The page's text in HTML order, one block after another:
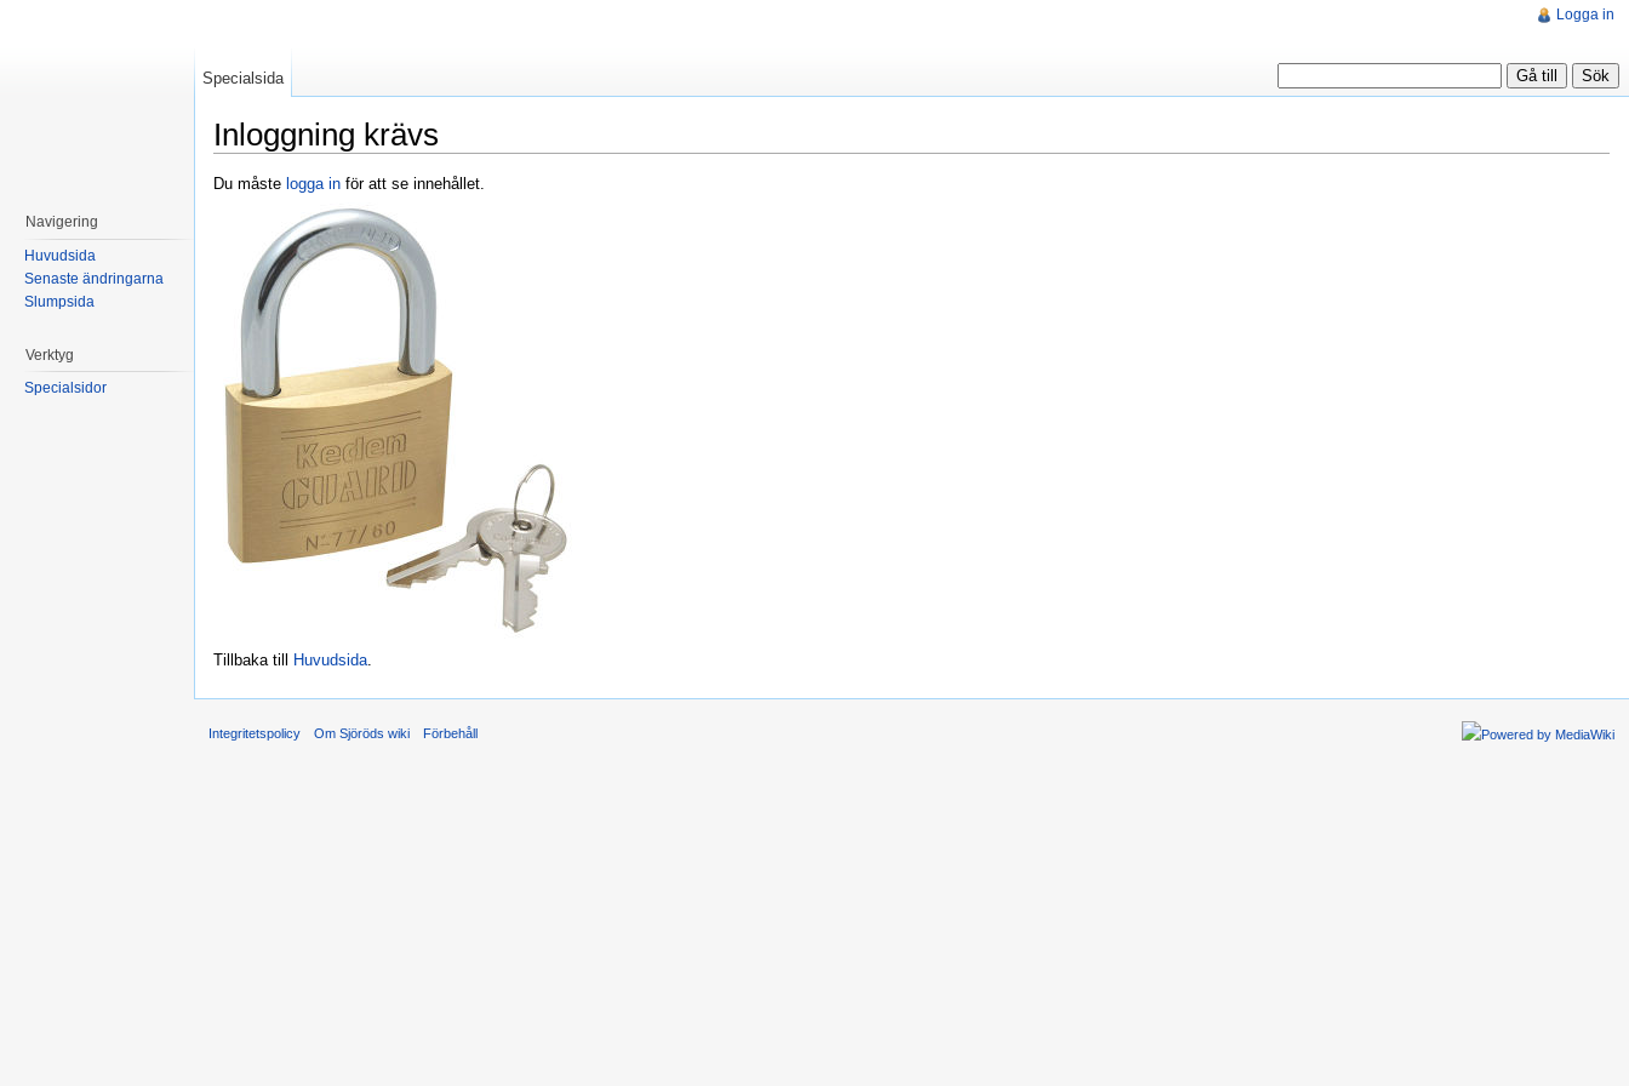
Inloggning krävs
Du måste logga in för att se innehållet.
Tillbaka till Huvudsida
Logga in
Specialsida
Navigering
Huvudsida
Senaste ändringarna
Slumpsida
Verktyg
Specialsidor
Integritetspolicy Om Sjöröds wiki Förbehåll